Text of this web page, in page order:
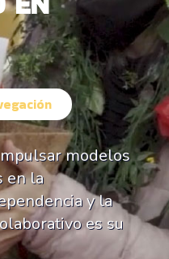
modelos
en la
y la
es su